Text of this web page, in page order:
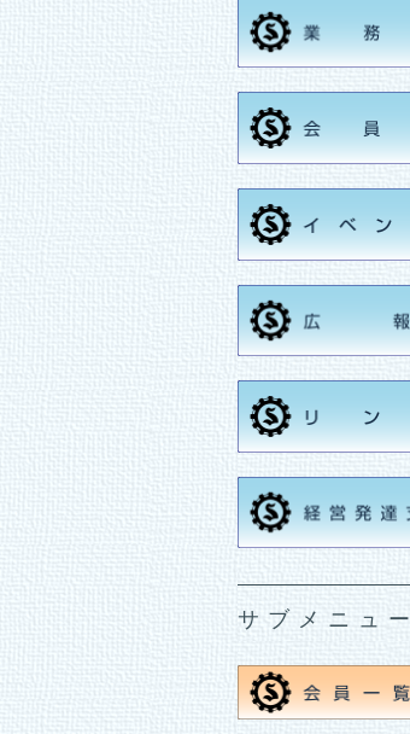
サブメニュー